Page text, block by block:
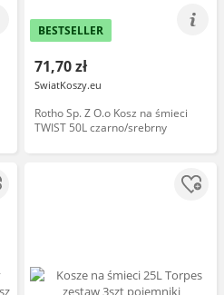
BESTSELLER
71,70 zł
SwiatKoszy.eu
Rotho Sp. Z O.o Kosz na śmieci
TWIST 50L czarno/srebrny